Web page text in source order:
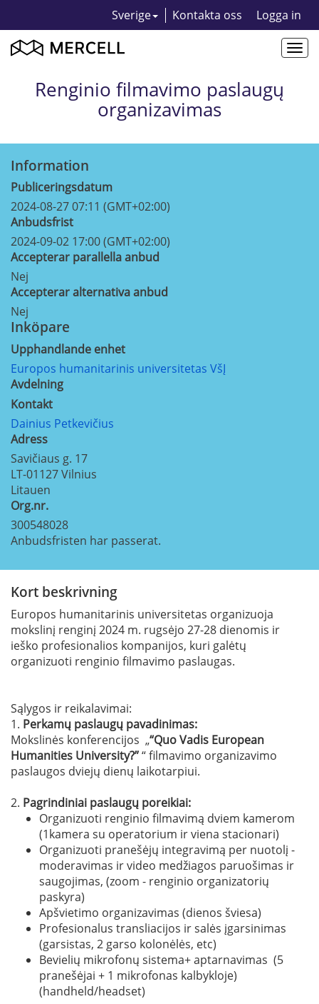
Sverige Kontakta oss Logga in
Renginio filmavimo paslaugų
organizavimas
Information
Publiceringsdatum
2024-08-27 07:11 (GMT+02:00)
Anbudsfrist
2024-09-02 17:00 (GMT+02:00)
Accepterar parallella anbud
Nej
Accepterar alternativa anbud
Nej
Inköpare
Upphandlande enhet
Europos humanitarinis universitetas VšĮ
Avdelning
Kontakt
Dainius Petkevičius
Adress
Savičiaus g. 17
LT-01127Vilnius
Litauen
Org.nr.
300548028
Anbudsfristen har passerat.
Kort beskrivning
Europos humanitarinis universitetas organizuoja
mokslinį renginį 2024 m. rugsėjo 27-28 dienomis ir
ieško profesionalios kompanijos, kuri galėtų
organizuoti renginio filmavimo paslaugas.
Sąlygos ir reikalavimai:
1. Perkamų paslaugų pavadinimas:
Mokslinės konferencijos „“Quo Vadis European
Humanities University?”“ filmavimo organizavimo
paslaugos dviejų dienų laikotarpiui.
2. Pagrindiniai paslaugų poreikiai:
Organizuoti renginio filmavimą dviem kamerom
(1kamera su operatorium ir viena stacionari)
Organizuoti pranešėjų integravimą per nuotolį -
moderavimas ir video medžiagos paruošimas ir
saugojimas, (zoom - renginio organizatorių
paskyra)
Apšvietimo organizavimas (dienos šviesa)
Profesionalus transliacijos ir salės įgarsinimas
(garsistas, 2 garso kolonėlės, etc)
Bevielių mikrofonų sistema+ aptarnavimas (5
pranešėjai + 1 mikrofonas kalbykloje)
(handheld/headset)